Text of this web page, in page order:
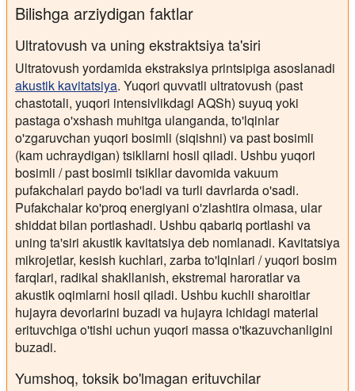
Bilishga arziydigan faktlar
Ultratovush va uning ekstraktsiya ta'siri
Ultratovush yordamida ekstraksiya printsipiga asoslanadi
akustik kavitatsiya. Yuqori quvvatli ultratovush (past
chastotali, yuqori intensivlikdagi AQSh) suyuq yoki
pastaga o'xshash muhitga ulanganda, to'lqinlar
o'zgaruvchan yuqori bosimli (siqishni) va past bosimli
(kam uchraydigan) tsikllarni hosil qiladi. Ushbu yuqori
bosimli / past bosimli tsikllar davomida vakuum
pufakchalari paydo bo'ladi va turli davrlarda o'sadi.
Pufakchalar ko'proq energiyani o'zlashtira olmasa, ular
shiddat bilan portlashadi. Ushbu qabariq portlashi va
uning ta'siri akustik kavitatsiya deb nomlanadi. Kavitatsiya
mikrojetlar, kesish kuchlari, zarba to'lqinlari / yuqori bosim
farqlari, radikal shakllanish, ekstremal haroratlar va
akustik oqimlarni hosil qiladi. Ushbu kuchli sharoitlar
hujayra devorlarini buzadi va hujayra ichidagi material
erituvchiga o'tishi uchun yuqori massa o'tkazuvchanligini
buzadi.
Yumshoq, toksik bo'lmagan erituvchilar